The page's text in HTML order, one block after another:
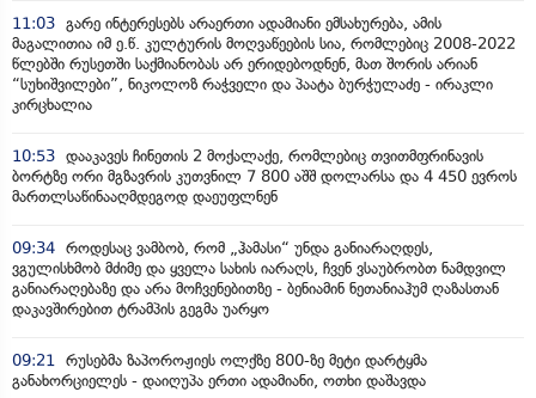
11:03 გარე ინტერესებს არაერთი ადამიანი ემსახურება, ამის
მაგალითია იმ ე.წ. კულტურის მოღვაწეების სია, რომლებიც 2008-2022
წლებში რუსეთში საქმიანობას არ ერიდებოდნენ, მათ შორის არიან
“სუხიშვილები”, ნიკოლოზ რაჭველი და პაატა ბურჭულაძე - ირაკლი
კირცხალია
10:53 დააკავეს ჩინეთის 2 მოქალაქე, რომლებიც თვითმფრინავის
ბორტზე ორი მგზავრის კუთვნილ 7 800 აშშ დოლარსა და 4 450 ევროს
მართლსაწინააღმდეგოდ დაეუფლნენ
09:34 როდესაც ვამბობ, რომ „ჰამასი“ უნდა განიარაღდეს,
ვგულისხმობ მძიმე და ყველა სახის იარაღს, ჩვენ ვსაუბრობთ ნამდვილ
განიარაღებაზე და არა მოჩვენებითზე - ბენიამინ ნეთანიაჰუმ ღაზასთან
დაკავშირებით ტრამპის გეგმა უარყო
09:21
რუსებმა ზაპოროჟიეს ოლქზე 800-ზე მეტი დარტყმა
განახორციელეს - დაიღუპა ერთი ადამიანი, ოთხი დაშავდა